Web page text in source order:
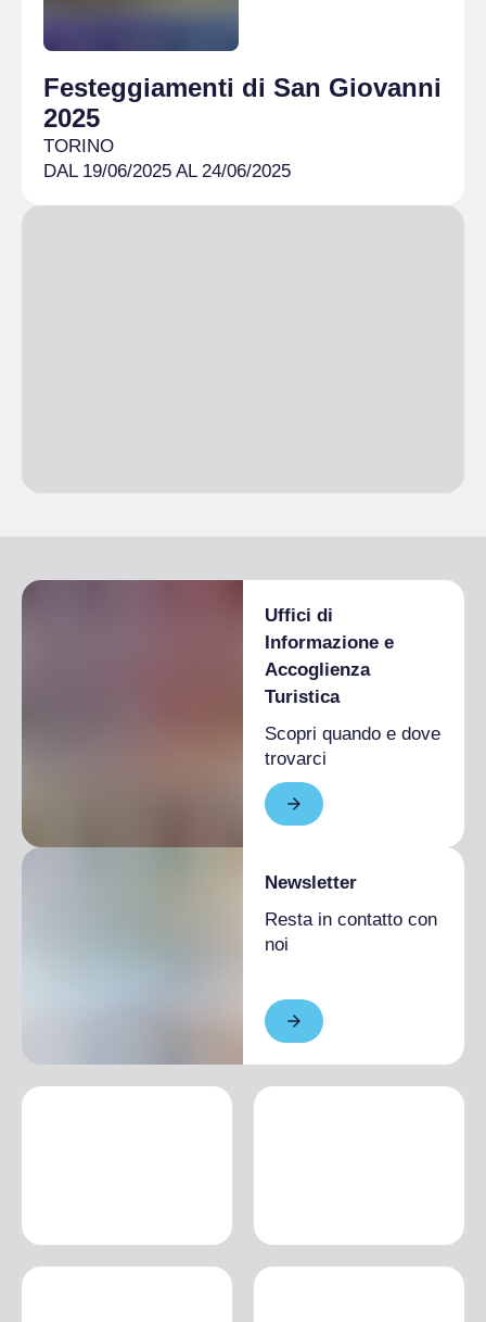
Festeggiamenti di San Giovanni
2025
TORINO
DAL 19/06/2025 AL 24/06/2025
Uffici di
Informazione e
Accoglienza
Turistica
Scopri quando e dove
trovarci
Newsletter
Resta in contatto con
noi